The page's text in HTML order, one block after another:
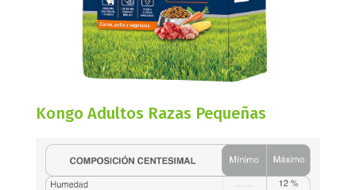
Kongo Adultos Razas Pequeñas